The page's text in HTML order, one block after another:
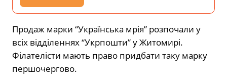
Продаж марки “Українська мрія” розпочали у
всіх відділеннях “Укрпошти” у Житомирі.
Філателісти мають право придбати таку марку
першочергово.